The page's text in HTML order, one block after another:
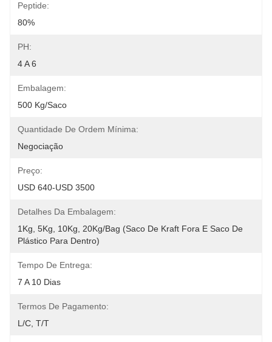
Peptide:
80%
PH:
4 A 6
Embalagem:
500 Kg/saco
Quantidade De Ordem Mínima:
Negociação
Preço:
USD 640-USD 3500
Detalhes Da Embalagem:
1Kg, 5Kg, 10Kg, 20Kg/Bag (saco De Kraft Fora E Saco De
Plástico Para Dentro)
Tempo De Entrega:
7 A 10 Dias
Termos De Pagamento:
L/C, T/T